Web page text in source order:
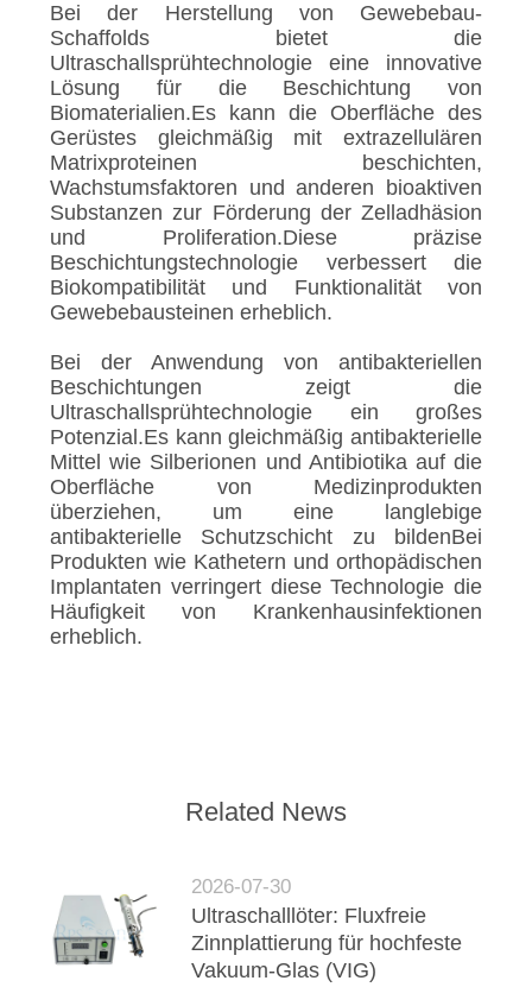
Bei der Herstellung von Gewebebau-
Schaffolds bietet die
Ultraschallsprühtechnologie eine innovative
Lösung für die Beschichtung von
Biomaterialien.Es kann die Oberfläche des
Gerüstes gleichmäßig mit extrazellulären
Matrixproteinen beschichten,
Wachstumsfaktoren und anderen bioaktiven
Substanzen zur Förderung der Zelladhäsion
und Proliferation.Diese präzise
Beschichtungstechnologie verbessert die
Biokompatibilität und Funktionalität von
Gewebebausteinen erheblich.
Bei der Anwendung von antibakteriellen
Beschichtungen zeigt die
Ultraschallsprühtechnologie ein großes
Potenzial.Es kann gleichmäßig antibakterielle
Mittel wie Silberionen und Antibiotika auf die
Oberfläche von Medizinprodukten
überziehen, um eine langlebige
antibakterielle Schutzschicht zu bildenBei
Produkten wie Kathetern und orthopädischen
Implantaten verringert diese Technologie die
Häufigkeit von Krankenhausinfektionen
erheblich.
Related News
2026-07-30
Ultraschalllöter: Fluxfreie
Zinnplattierung für hochfeste
Vakuum-Glas (VIG)